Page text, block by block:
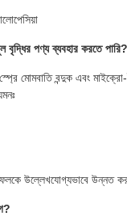
বৃদ্ধির পণ্য ব্যবহার করতে পারি?
মোমবাতি বন্দুক এবং
উল্লেখযোগ্যভাবে উন্নত